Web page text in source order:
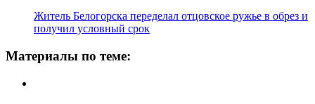
Житель Белогорска переделал отцовское ружье в обрез и
получил условный срок
Материалы по теме: